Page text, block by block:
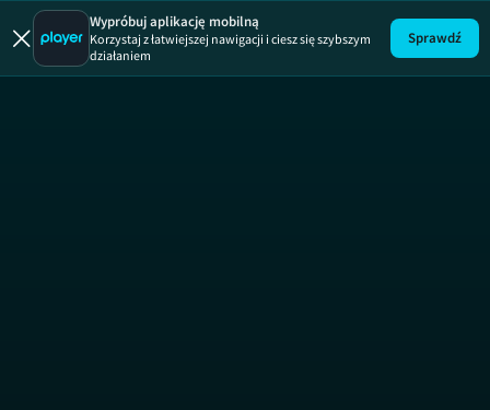
Wypróbuj aplikację mobilną
Korzystaj z łatwiejszej nawigacji i ciesz się szybszym
działaniem
Sprawdź